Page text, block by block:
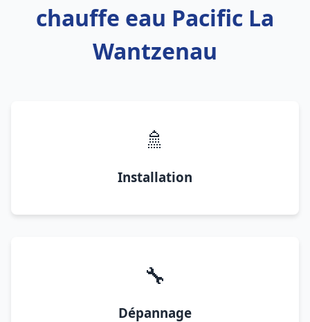
chauffe eau Pacific La
Wantzenau
🚿
Installation
🔧
Dépannage